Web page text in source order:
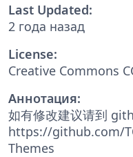
Last Updated:
2 года назад
License:
Creative Commons
Аннотация:
如有修改建议请到
https://github.com/
Themes